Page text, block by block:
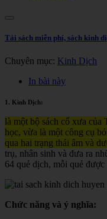
Tải sách miễn phí, sách kinh
Chuyên mục: Kinh Dịch
In bài này
1. Kinh Dịch:
là một bộ sách cổ xưa
học, vừa là một công cụ
qua hai trạng thái âm và
trụ, nhân sinh và đưa ra
64 quẻ dịch, mỗi quẻ
Chức năng và ý nghĩa: